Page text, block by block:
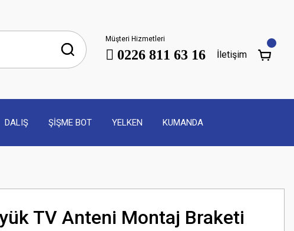
Müşteri Hizmetleri
0226 811 63 16 İletişim
DALIŞ ŞİŞME BOT YELKEN KUMANDA
TV Anteni Montaj Braketi